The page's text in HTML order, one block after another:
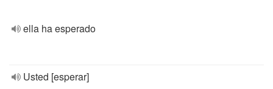
ella ha esperado
Usted [esperar]